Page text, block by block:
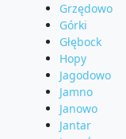
Grzędowo
Górki
Głębock
Hopy
Jagodowo
Jamno
Janowo
Jantar